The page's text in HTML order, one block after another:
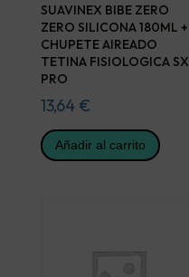
SUAVINEX BIBE ZERO
ZERO SILICONA 180ML +
CHUPETE AIREADO
TETINA FISIOLOGICA SX
PRO
13,64 €
Añadir al carrito